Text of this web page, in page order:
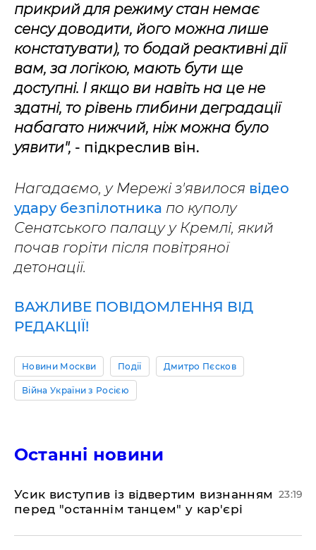
прикрий для режиму стан немає
сенсу доводити, його можна лише
констатувати), то бодай реактивні дії
вам, за логікою, мають бути ще
доступні. І якщо ви навіть на це не
здатні, то рівень глибини деградації
набагато нижчий, ніж можна було
уявити", - підкреслив він.
Нагадаємо, у Мережі з'явилося відео
удару безпілотника по куполу
Сенатського палацу у Кремлі, який
почав горіти після повітряної
детонації.
ВАЖЛИВЕ ПОВІДОМЛЕННЯ ВІД
РЕДАКЦІЇ!
Новини Москви Події Дмитро Пєсков
Війна України з Росією
Останні новини
​Усик виступив із відвертим визнанням
перед "останнім танцем" у кар'єрі
23:19